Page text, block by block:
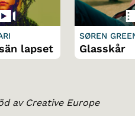
lapset
SØREN
Glasskår
av Creative Europe